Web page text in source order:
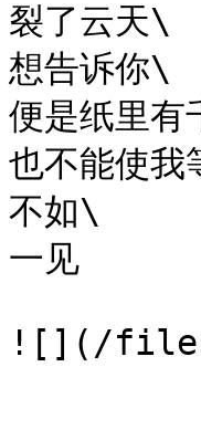
裂了云天\
想告诉你\
便是纸里有
也不能使我
不如\
一见